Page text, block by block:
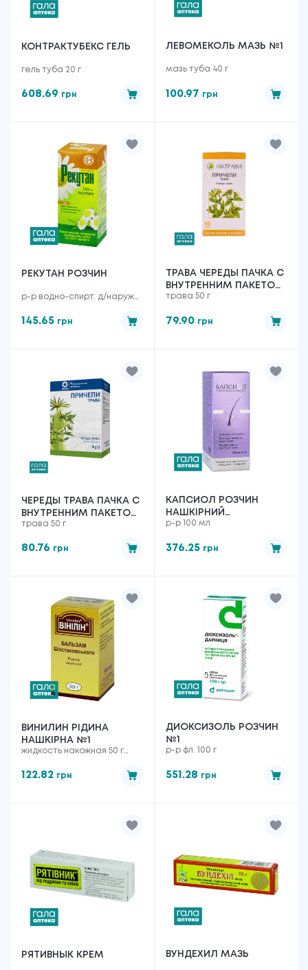
КОНТРАКТУБЕКС ГЕЛЬ
гель туба 20 г
608.69 грн
ЛЕВОМЕКОЛЬ МАЗЬ №1
мазь туба 40 г
100.97 грн
РЕКУТАН РОЗЧИН
р-р водно-спирт. д/наружн.
145.65 грн
ТРАВА ЧЕРЕДЫ ПАЧКА С
ВНУТРЕННИМ ПАКЕТОМ
50 Г
трава 50 г
79.90 грн
ЧЕРЕДЫ ТРАВА ПАЧКА С
ВНУТРЕННИМ ПАКЕТОМ
50 Г
трава 50 г
80.76 грн
КАПСИОЛ РОЗЧИН
НАШКІРНИЙ
СПИРТОВИЙ №1
р-р 100 мл
376.25 грн
ВИНИЛИН РІДИНА
НАШКІРНА №1
жидкость накожная 50 г
122.82 грн
ДИОКСИЗОЛЬ РОЗЧИН
№1
р-р фл. 100 г
551.28 грн
РЯТИВНЫК КРЕМ ВУНДЕХИЛ МАЗЬ